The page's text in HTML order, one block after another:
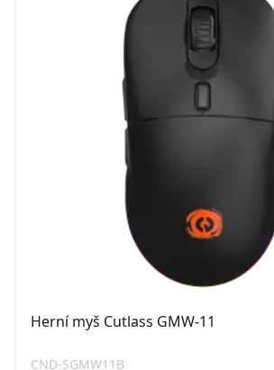
Herní myš Cutlass GMW-11
CND-SGMW11B